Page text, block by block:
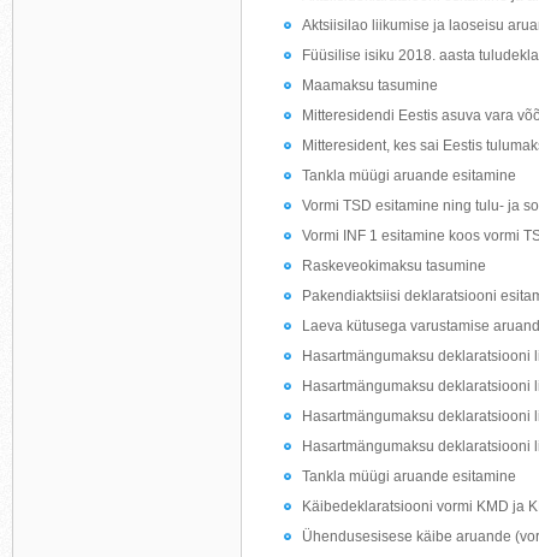
Aktsiisilao liikumise ja laoseisu
Füüsilise isiku 2018. aasta
Maamaksu tasumine
Mitteresidendi Eestis asuva vara
Mitteresident, kes sai Eestis
Tankla müügi aruande esitamine
Vormi TSD esitamine ning tulu- ja
Vormi INF 1 esitamine koos vormi
Raskeveokimaksu tasumine
Pakendiaktsiisi deklaratsiooni
Laeva kütusega varustamise
Hasartmängumaksu deklaratsiooni
Hasartmängumaksu deklaratsiooni
Hasartmängumaksu deklaratsiooni
Hasartmängumaksu deklaratsiooni
Tankla müügi aruande esitamine
Käibedeklaratsiooni vormi KMD ja
Ühendusesisese käibe aruande